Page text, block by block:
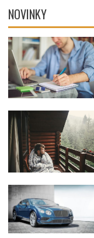
NOVINKY